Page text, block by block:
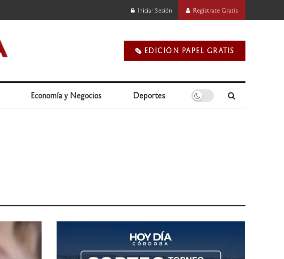
Iniciar Sesión Regístrate Gratis
🗞️ EDICIÓN PAPEL GRATIS
Economía y Negocios Deportes